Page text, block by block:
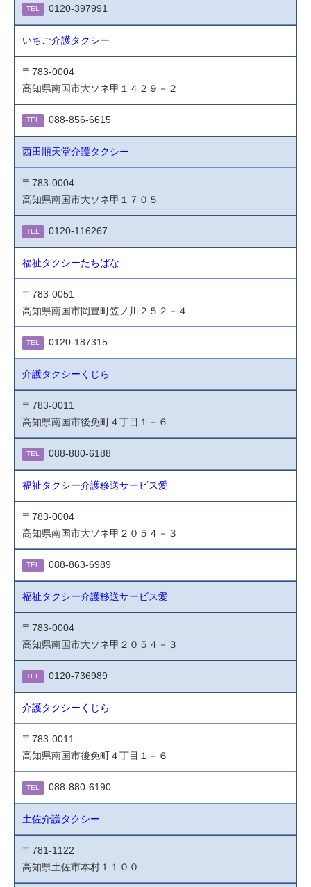
TEL 0120-397991
いちご介護タクシー
〒783-0004
高知県南国市大ソネ甲１４２９－２
TEL 088-856-6615
西田順天堂介護タクシー
〒783-0004
高知県南国市大ソネ甲１７０５
TEL 0120-116267
福祉タクシーたちばな
〒783-0051
高知県南国市岡豊町笠ノ川２５２－４
TEL 0120-187315
介護タクシーくじら
〒783-0011
高知県南国市後免町４丁目１－６
TEL 088-880-6188
福祉タクシー介護移送サービス愛
〒783-0004
高知県南国市大ソネ甲２０５４－３
TEL 088-863-6989
福祉タクシー介護移送サービス愛
〒783-0004
高知県南国市大ソネ甲２０５４－３
TEL 0120-736989
介護タクシーくじら
〒783-0011
高知県南国市後免町４丁目１－６
TEL 088-880-6190
土佐介護タクシー
〒781-1122
高知県土佐市本村１１００